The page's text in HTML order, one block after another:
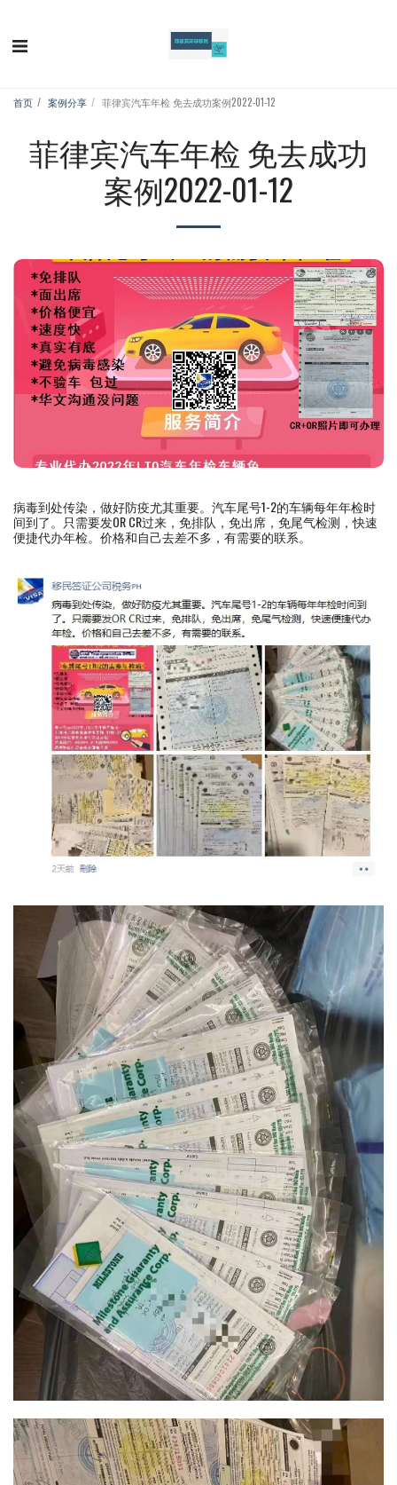
首页 案例分享 菲律宾汽车年检 免去成功案例2022-01-12
菲律宾汽车年检 免去成功
案例2022-01-12
病毒到处传染，做好防疫尤其重要。汽车尾号1-2的车辆每年年检时
间到了。只需要发OR CR过来，免排队，免出席，免尾气检测，快速
便捷代办年检。价格和自己去差不多，有需要的联系。